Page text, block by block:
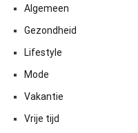
Algemeen
Gezondheid
Lifestyle
Mode
Vakantie
Vrije tijd